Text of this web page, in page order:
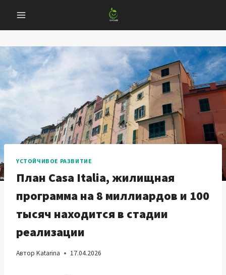
содержанию
YСТОЙЧИВОЕ РАЗВИТИЕ
План Casa Italia, жилищная
программа на 8 миллиардов и 100
тысяч находится в стадии
реализации
Автор Katarina 17.04.2026